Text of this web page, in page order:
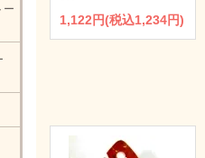
1,122円(税込1,234円)
ー